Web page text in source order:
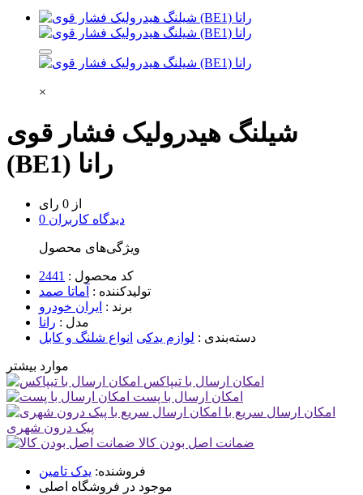
×
شیلنگ هیدرولیک فشار قوی
(BE1) رانا
از 0 رای
0 دیدگاه کاربران
ویژگی‌های محصول
کد محصول : 2441
تولیدکننده : آماتا صمد
برند : ایران خودرو
مدل : رانا
دسته‌بندی : لوازم یدکی انواع شلنگ و کابل
موارد بیشتر
امکان ارسال با تیپاکس
امکان ارسال با پست
امکان ارسال سریع با
پیک درون شهری
ضمانت اصل بودن کالا
فروشنده: یدک تامین
موجود در فروشگاه اصلی